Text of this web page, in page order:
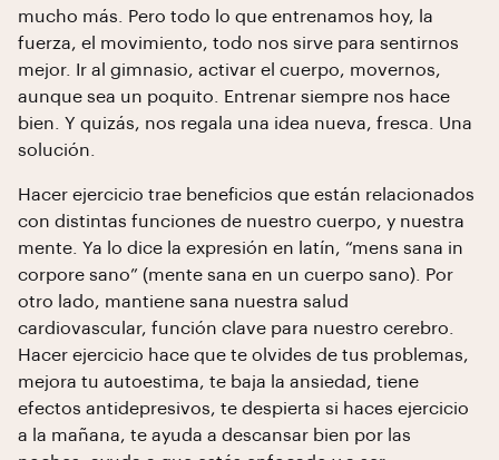
mucho más. Pero todo lo que entrenamos hoy, la
fuerza, el movimiento, todo nos sirve para sentirnos
mejor. Ir al gimnasio, activar el cuerpo, movernos,
aunque sea un poquito. Entrenar siempre nos hace
bien. Y quizás, nos regala una idea nueva, fresca. Una
solución.
Hacer ejercicio trae beneficios que están relacionados
con distintas funciones de nuestro cuerpo, y nuestra
mente. Ya lo dice la expresión en latín, “mens sana in
corpore sano” (mente sana en un cuerpo sano). Por
otro lado, mantiene sana nuestra salud
cardiovascular, función clave para nuestro cerebro.
Hacer ejercicio hace que te olvides de tus problemas,
mejora tu autoestima, te baja la ansiedad, tiene
efectos antidepresivos, te despierta si haces ejercicio
a la mañana, te ayuda a descansar bien por las